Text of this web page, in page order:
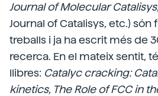
Journal of Molecular
Journal of Catalisys, etc.) són
treballs i ja ha escrit més de
recerca. En el mateix sentit,
llibres: Catalyc cracking:
kinetics, The Role of FCC in